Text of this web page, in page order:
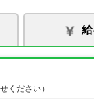
ください）